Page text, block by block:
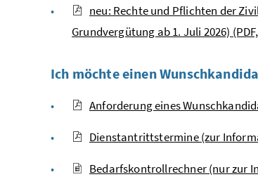
neu: Rechte und Pflichten der
Grundvergütung ab 1. Juli 2026)
Ich möchte einen
Anforderung eines
Dienstantrittstermine (zur
Bedarfskontrollrechner (nur zur